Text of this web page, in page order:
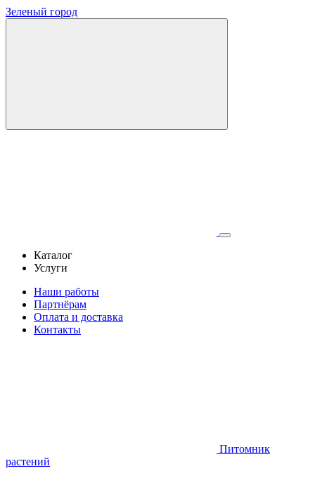
Зеленый город
Каталог
Услуги
Наши работы
Партнёрам
Оплата и доставка
Контакты
Питомник
растений